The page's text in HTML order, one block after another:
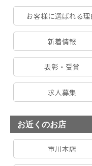
お客様に選ばれる理
新着情報
表彰・受賞
求人募集
お近くのお店
市川本店